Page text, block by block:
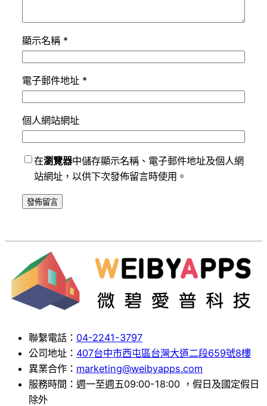
顯示名稱 *
電子郵件地址 *
個人網站網址
在瀏覽器中儲存顯示名稱、電子郵件地址及個人網
站網址，以供下次發佈留言時使用。
聯繫電話： 04-2241-3797
公司地址： 407台中市西屯區台灣大道二段659號8樓
異業合作： marketing@weibyapps.com
服務時間：週一至週五09:00-18:00 ，假日及國定假日
除外